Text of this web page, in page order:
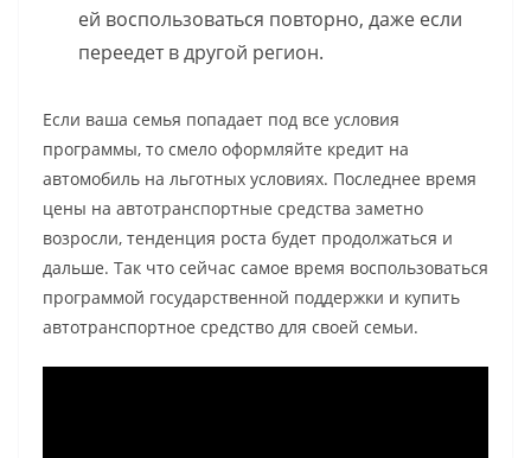
ей воспользоваться повторно, даже если
переедет в другой регион.
Если ваша семья попадает под все условия
программы, то смело оформляйте кредит на
автомобиль на льготных условиях. Последнее время
цены на автотранспортные средства заметно
возросли, тенденция роста будет продолжаться и
дальше. Так что сейчас самое время воспользоваться
программой государственной поддержки и купить
автотранспортное средство для своей семьи.